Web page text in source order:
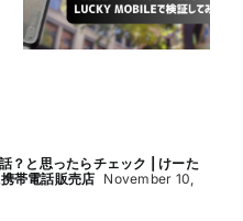
ランが無料で楽
しめるかも！？
？と思ったらチェック | けーた
帯電話販売店 November 10,